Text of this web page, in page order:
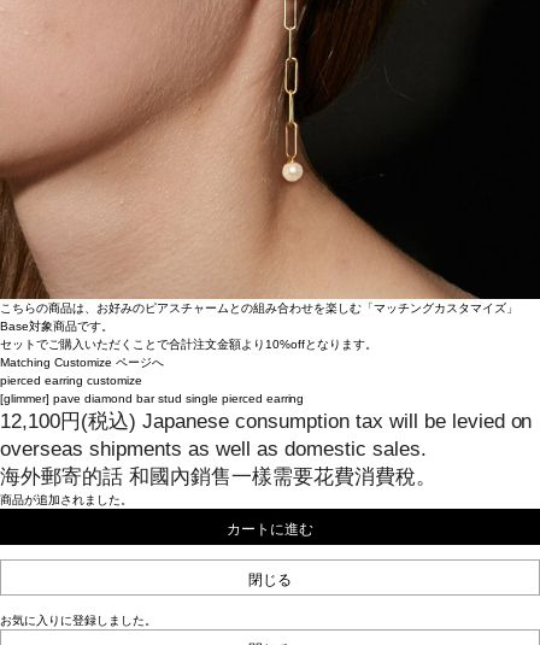
こちらの商品は、お好みのピアスチャームとの組み合わせを楽しむ「マッチングカスタマイズ」
Base対象商品です。
セットでご購入いただくことで合計注文金額より10%offとなります。
Matching Customize ページへ
pierced earring customize
[glimmer] pave diamond bar stud single pierced earring
12,100円 (税込) Japanese consumption tax will be levied on
overseas shipments as well as domestic sales.
海外郵寄的話 和國內銷售一樣需要花費消費稅。
商品が追加されました。
カートに進む
閉じる
お気に入りに登録しました。